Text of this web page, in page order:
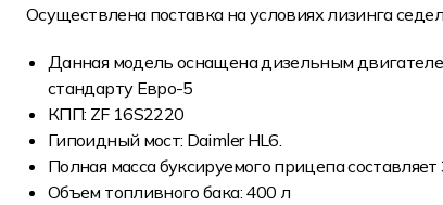
Осуществлена поставка на условиях лизинга
Данная модель оснащена дизельным
стандарту Евро-5
КПП: ZF 16S2220
Гипоидный мост: Daimler HL6.
Полная масса буксируемого прицепа составляет
Объем топливного бака: 400 л